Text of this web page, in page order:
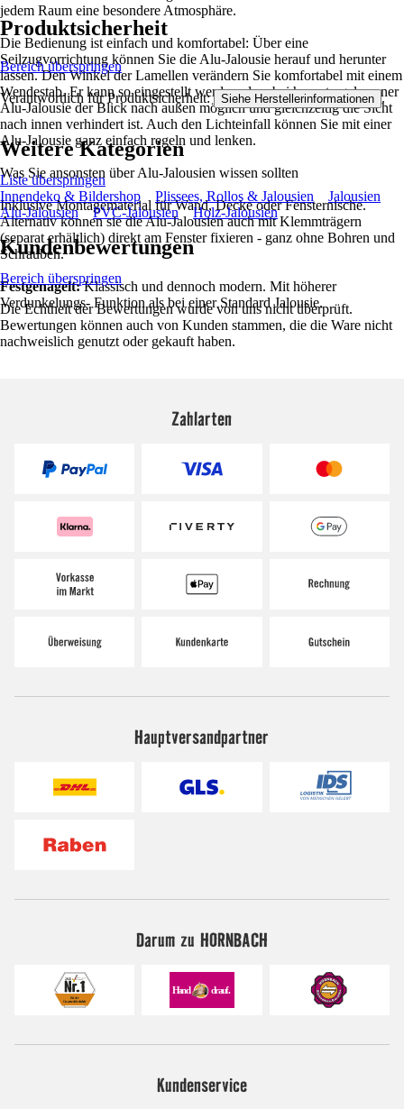
jedem Raum eine besondere Atmosphäre.
Die Bedienung ist einfach und komfortabel: Über eine
Seilzugvorrichtung können Sie die Alu-Jalousie herauf und herunter
lassen. Den Winkel der Lamellen verändern Sie komfortabel mit einem
Wendestab. Er kann so eingestellt werden, dass bei heruntergelassener
Alu-Jalousie der Blick nach außen möglich und gleichzeitig die Sicht
nach innen verhindert ist. Auch den Lichteinfall können Sie mit einer
Alu-Jalousie ganz einfach regeln und lenken.
Was Sie ansonsten über Alu-Jalousien wissen sollten
Inklusive Montagematerial für Wand, Decke oder Fensternische.
Alternativ können sie die Alu-Jalousien auch mit Klemmträgern
(separat erhältlich) direkt am Fenster fixieren - ganz ohne Bohren und
Schrauben.
Festgenagelt:Klassisch und dennoch modern. Mit höherer
Verdunkelungs- Funktion als bei einer Standard Jalousie.
Produktsicherheit
Bereich überspringen
Verantwortlich für Produktsicherheit: Siehe Herstellerinformationen .
Weitere Kategorien
Liste überspringen
Innendeko & Bildershop
Plissees, Rollos & Jalousien
Jalousien
Alu-Jalousien
PVC-Jalousien Holz-Jalousien
Kundenbewertungen
Bereich überspringen
Die Echtheit der Bewertungen wurde von uns nicht überprüft.
Bewertungen können auch von Kunden stammen, die die Ware nicht
nachweislich genutzt oder gekauft haben.
Zahlarten
Hauptversandpartner
Darum zu HORNBACH
Kundenservice